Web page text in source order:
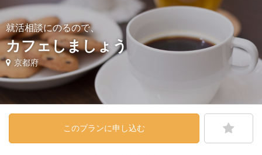
就活相談にのるので、
カフェしましょう
京都府
このプランに申し込む